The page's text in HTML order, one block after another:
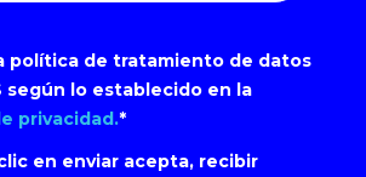
política de tratamiento de datos
según lo establecido en la
privacidad.*
en enviar acepta, recibir